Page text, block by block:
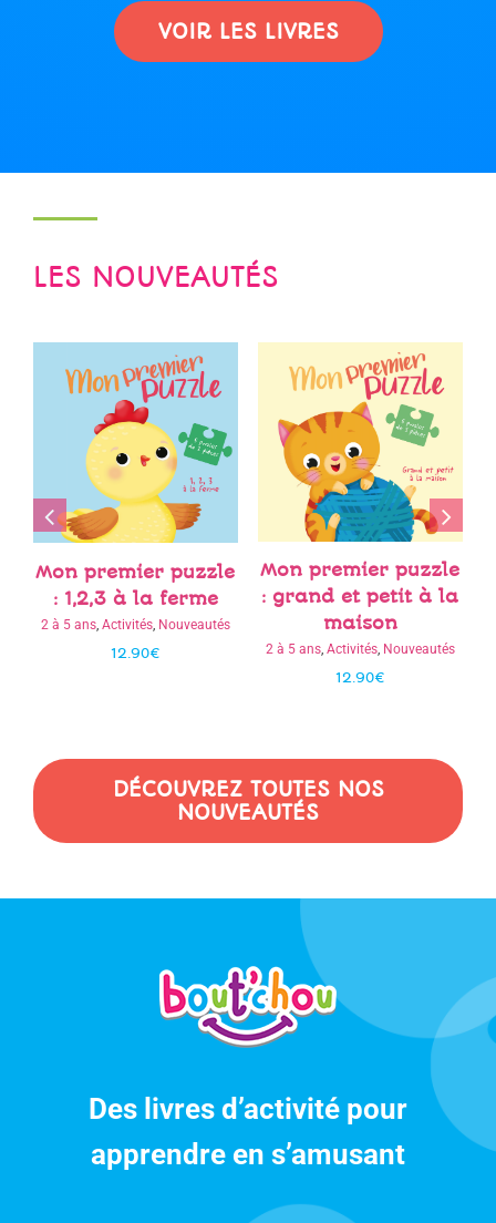
VOIR LES LIVRES
LES NOUVEAUTÉS
Contes à toucher :
Cendrillon
0 à 2 ans, Activités, Nouveautés
13.90€
Contes à toucher : le
chat botté
,Activités,Nouveautés
13.90€
DÉCOUVREZ TOUTES NOS
NOUVEAUTÉS
apprendre en s’amusant